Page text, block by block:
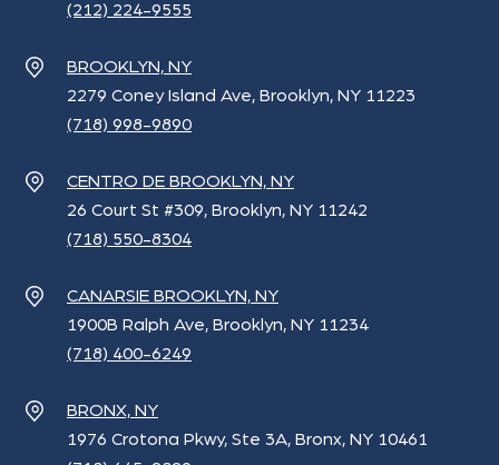
(212) 224-9555
BROOKLYN, NY
2279 Coney Island Ave, Brooklyn, NY 11223
(718) 998-9890
CENTRO DE BROOKLYN, NY
26 Court St #309, Brooklyn, NY 11242
(718) 550-8304
CANARSIE BROOKLYN, NY
1900B Ralph Ave, Brooklyn, NY 11234
(718) 400-6249
BRONX, NY
1976 Crotona Pkwy, Ste 3A, Bronx, NY 10461